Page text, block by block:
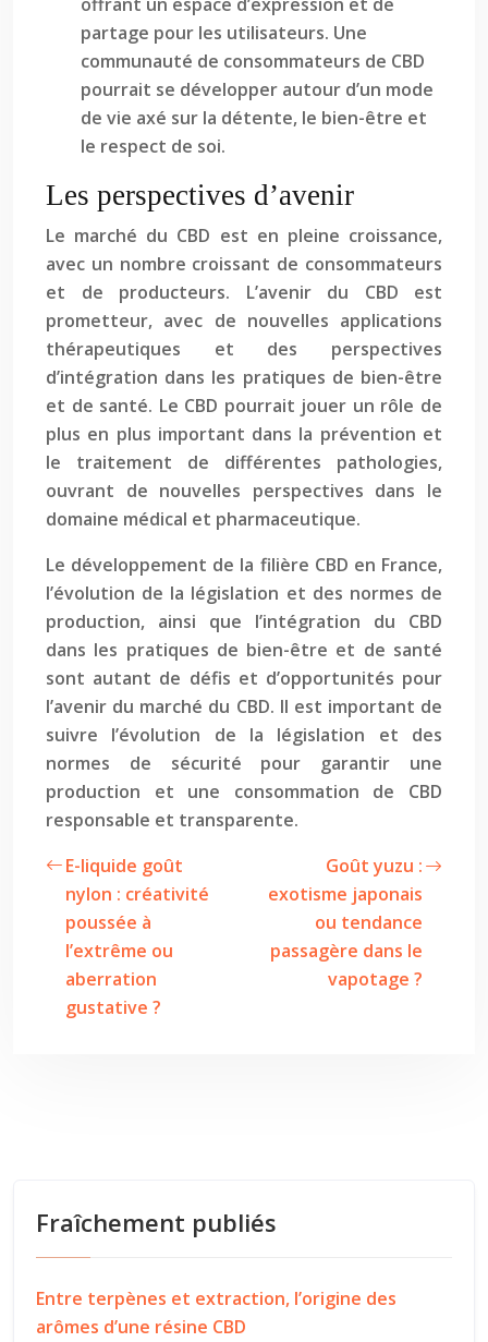
partage pour les utilisateurs. Une
communauté de consommateurs de CBD
pourrait se développer autour d’un mode
de vie axé sur la détente, le bien-être et
le respect de soi.
Les perspectives d’avenir
Le marché du CBD est en pleine croissance,
avec un nombre croissant de consommateurs
et de producteurs. L’avenir du CBD est
prometteur, avec de nouvelles applications
thérapeutiques et des perspectives
d’intégration dans les pratiques de bien-être
et de santé. Le CBD pourrait jouer un rôle de
plus en plus important dans la prévention et
le traitement de différentes pathologies,
ouvrant de nouvelles perspectives dans le
domaine médical et pharmaceutique.
Le développement de la filière CBD en France,
l’évolution de la législation et des normes de
production, ainsi que l’intégration du CBD
dans les pratiques de bien-être et de santé
sont autant de défis et d’opportunités pour
l’avenir du marché du CBD. Il est important de
suivre l’évolution de la législation et des
normes de sécurité pour garantir une
production et une consommation de CBD
responsable et transparente.
E-liquide goût
nylon : créativité
poussée à
l’extrême ou
aberration
gustative ?
Goût yuzu :
exotisme japonais
ou tendance
passagère dans le
vapotage ?
Fraîchement publiés
Entre terpènes et extraction, l’origine des
arômes d’une résine CBD